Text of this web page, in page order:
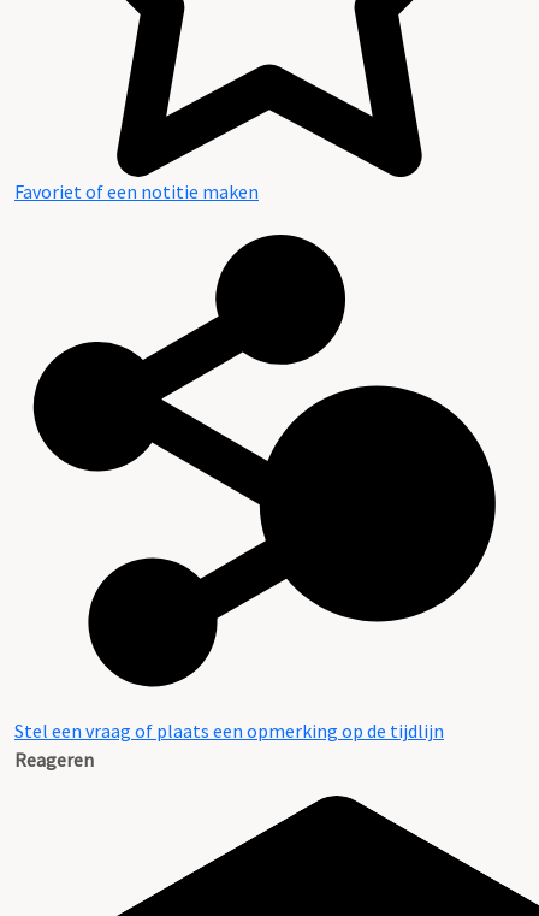
Favoriet of een notitie maken
Stel een vraag of plaats een opmerking op de tijdlijn
Reageren